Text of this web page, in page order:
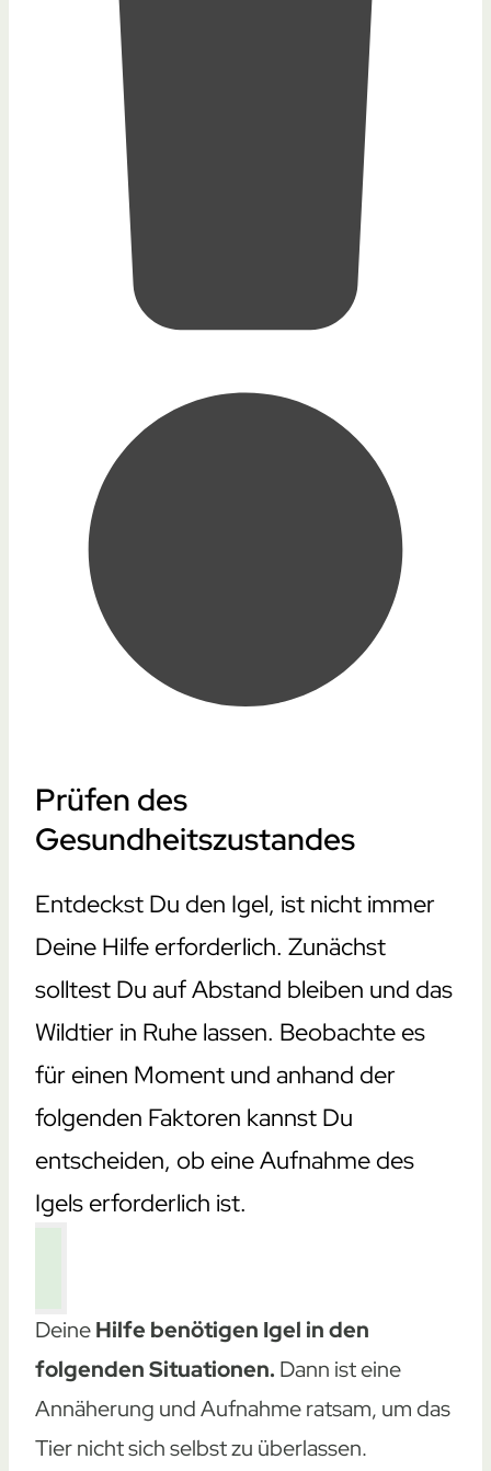
Prüfen des
Gesundheitszustandes
Entdeckst Du den Igel, ist nicht immer
Deine Hilfe erforderlich. Zunächst
solltest Du auf Abstand bleiben und das
Wildtier in Ruhe lassen. Beobachte es
für einen Moment und anhand der
folgenden Faktoren kannst Du
entscheiden, ob eine Aufnahme des
Igels erforderlich ist.
DeineHilfe benötigen Igel in den
folgenden Situationen. Dann ist eine
Annäherung und Aufnahme ratsam, um das
Tier nicht sich selbst zu überlassen.